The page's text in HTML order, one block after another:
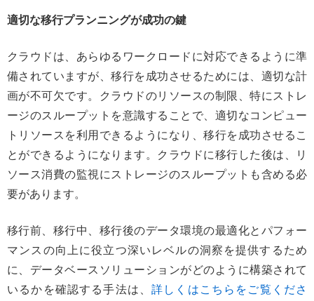
適切な移行プランニングが成功の鍵
クラウドは、あらゆるワークロードに対応できるように準
備されていますが、移行を成功させるためには、適切な計
画が不可欠です。クラウドのリソースの制限、特にストレ
ージのスループットを意識することで、適切なコンピュー
トリソースを利用できるようになり、移行を成功させるこ
とができるようになります。クラウドに移行した後は、リ
ソース消費の監視にストレージのスループットも含める必
要があります。
移行前、移行中、移行後のデータ環境の最適化とパフォー
マンスの向上に役立つ深いレベルの洞察を提供するため
に、データベースソリューションがどのように構築されて
いるかを確認する手法は、 詳しくはこちらをご覧くださ